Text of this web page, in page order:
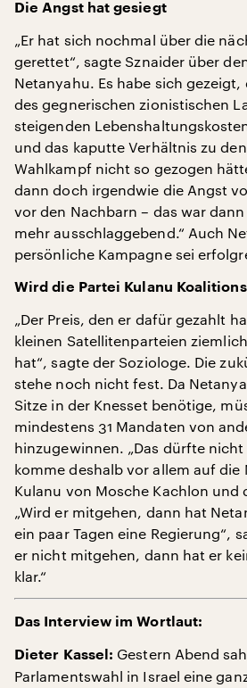
Die Angst hat gesiegt
„Er hat sich nochmal über die
gerettet“, sagte Sznaider über
Netanyahu. Es habe sich gezeigt,
des gegnerischen zionistischen
steigenden
und das kaputte Verhältnis zu
Wahlkampf nicht so gezogen
dann doch irgendwie die Angst
vor den Nachbarn – das war
mehr ausschlaggebend.“ Auch
persönliche Kampagne sei
Wird die Partei Kulanu
„Der Preis, den er dafür gezahlt
kleinen Satellitenparteien
hat“, sagte der Soziologe. Die
stehe noch nicht fest. Da
Sitze in der Knesset benötige,
mindestens 31 Mandaten von
hinzugewinnen. „Das dürfte nicht
komme deshalb vor allem auf die
Kulanu von Mosche Kachlon und
„Wird er mitgehen, dann hat
ein paar Tagen eine Regierung“,
er nicht mitgehen, dann hat er
klar.“
Das Interview im Wortlaut:
Dieter Kassel: Gestern Abend
Parlamentswahl in Israel eine